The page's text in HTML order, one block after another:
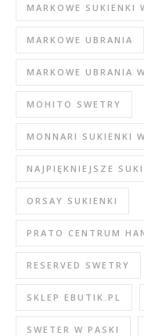
MARKOWE SUKIENKI
MARKOWE UBRANIA
MARKOWE UBRANIA
MOHITO SWETRY
MONNARI SUKIENKI
NAJPIĘKNIEJSZE
ORSAY SUKIENKI
PRATO CENTRUM
RESERVED SWETRY
SKLEP EBUTIK.PL
SWETER W PASKI